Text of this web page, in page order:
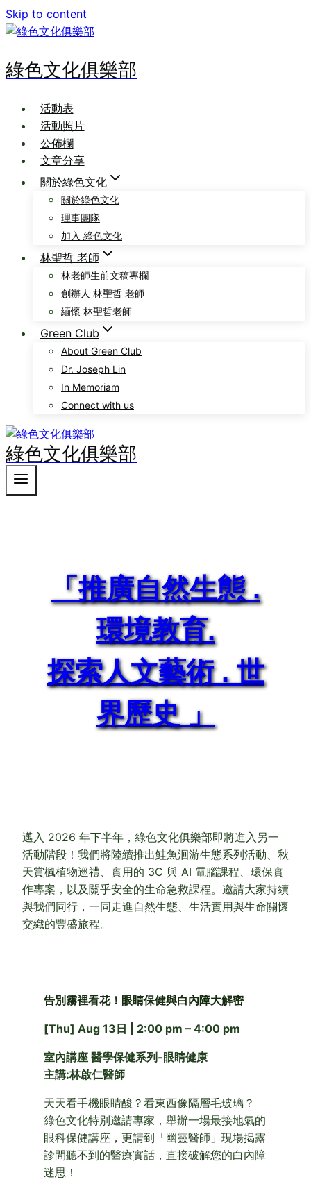
Skip to content
綠色文化俱樂部
活動表
活動照片
公佈欄
文章分享
關於綠色文化
關於綠色文化
理事團隊
加入 綠色文化
林聖哲 老師
林老師生前文稿專欄
創辦人 林聖哲 老師
緬懷 林聖哲老師
Green Club
About Green Club
Dr. Joseph Lin
In Memoriam
Connect with us
綠色文化俱樂部
「推廣自然生態 .
環境教育.
探索人文藝術 . 世
界歷史 」
邁入 2026 年下半年，綠色文化俱樂部即將進入另一
活動階段！我們將陸續推出鮭魚洄游生態系列活動、秋
天賞楓植物巡禮、實用的 3C 與 AI 電腦課程、環保實
作專案，以及關乎安全的生命急救課程。邀請大家持續
與我們同行，一同走進自然生態、生活實用與生命關懷
交織的豐盛旅程。
告別霧裡看花！眼睛保健與白內障大解密
[Thu] Aug 13日 | 2:00 pm – 4:00 pm
室內講座 醫學保健系列-眼睛健康
主講:林啟仁醫師
天天看手機眼睛酸？看東西像隔層毛玻璃？
綠色文化特別邀請專家，舉辦一場最接地氣的
眼科保健講座，更請到「幽靈醫師」現場揭露
診間聽不到的醫療實話，直接破解您的白內障
迷思！